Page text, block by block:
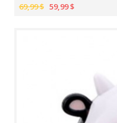
69,99 $ 59,99 $